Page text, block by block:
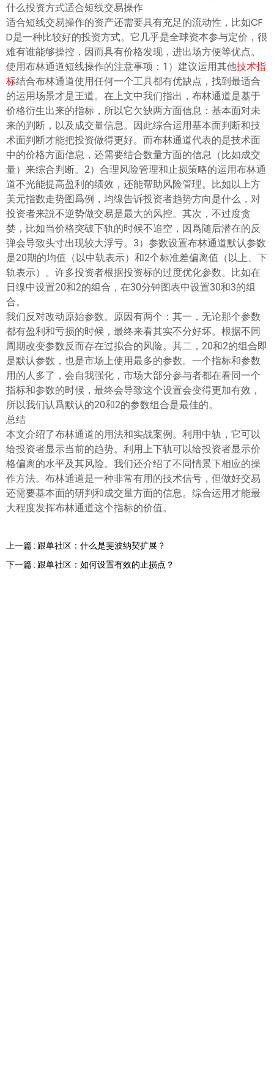
什么投资方式适合短线交易操作
适合短线交易操作的资产还需要具有充足的流动性，比如CF
D是一种比较好的投资方式。它几乎是全球资本参与定价，很
难有谁能够操控，因而具有价格发现，进出场方便等优点。
使用布林通道短线操作的注意事项：1）建议运用其他技术指
标结合布林通道使用任何一个工具都有优缺点，找到最适合
的运用场景才是王道。在上文中我们指出，布林通道是基于
价格衍生出来的指标，所以它欠缺两方面信息：基本面对未
来的判断，以及成交量信息。因此综合运用基本面判断和技
术面判断才能把投资做得更好。而布林通道代表的是技术面
中的价格方面信息，还需要结合数量方面的信息（比如成交
量）来综合判断。2）合理风险管理和止损策略的运用布林通
道不光能提高盈利的绩效，还能帮助风险管理。比如以上方
美元指数走势图爲例，均缐告诉投资者趋势方向是什么，对
投资者来説不逆势做交易是最大的风控。其次，不过度贪
婪，比如当价格突破下轨的时候不追空，因爲随后潜在的反
弹会导致头寸出现较大浮亏。3）参数设置布林通道默认参数
是20期的均值（以中轨表示）和2个标准差偏离值（以上、下
轨表示）。许多投资者根据投资标的过度优化参数。比如在
日缐中设置20和2的组合，在30分钟图表中设置30和3的组
合。
我们反对改动原始参数。原因有两个：其一，无论那个参数
都有盈利和亏损的时候，最终来看其实不分好坏。根据不同
周期改变参数反而存在过拟合的风险。其二，20和2的组合即
是默认参数，也是市场上使用最多的参数。一个指标和参数
用的人多了，会自我强化，市场大部分参与者都在看同一个
指标和参数的时候，最终会导致这个设置会变得更加有效，
所以我们认爲默认的20和2的参数组合是最佳的。
总结
本文介绍了布林通道的用法和实战案例。利用中轨，它可以
给投资者显示当前的趋势。利用上下轨可以给投资者显示价
格偏离的水平及其风险。我们还介绍了不同情景下相应的操
作方法。布林通道是一种非常有用的技术信号，但做好交易
还需要基本面的研判和成交量方面的信息。综合运用才能最
大程度发挥布林通道这个指标的价值。
上一篇 : 跟单社区：什么是斐波纳契扩展？
下一篇 : 跟单社区：如何设置有效的止损点？